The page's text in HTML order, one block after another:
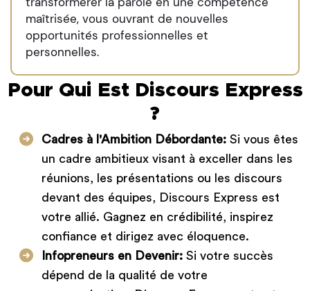
maîtrisée, vous ouvrant de nouvelles
opportunités professionnelles et
personnelles.
Pour Qui Est Discours Express
?
Cadres à l'Ambition Débordante: Si vous êtes
un cadre ambitieux visant à exceller dans les
réunions, les présentations ou les discours
devant des équipes, Discours Express est
votre allié. Gagnez en crédibilité, inspirez
confiance et dirigez avec éloquence.
Infopreneurs en Devenir: Si votre succès
dépend de la qualité de votre